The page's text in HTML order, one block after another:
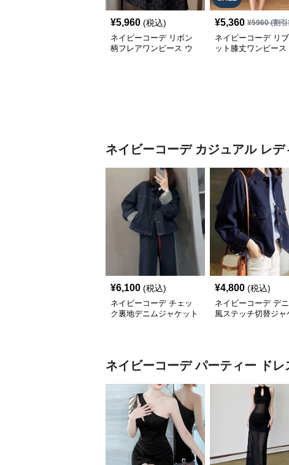
¥5,960 (税込)
ネイビーコーデ リボン
柄フレアワンピース ウ
¥5,360 ¥5960(割引
ネイビーコーデ リ
ット膝丈ワンピース
ネイビーコーデ カジュアル レデ
¥6,100 (税込)
ネイビーコーデ チェッ
ク裏地デニムジャケット
¥4,800 (税込)
ネイビーコーデ デ
風ステッチ切替ジャ
ネイビーコーデ パーティー ドレ